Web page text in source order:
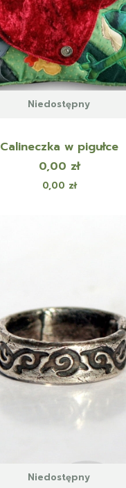
Niedostępny
Calineczka w pigułce
Cena
0,00 zł
Cena
0,00 zł
Niedostępny